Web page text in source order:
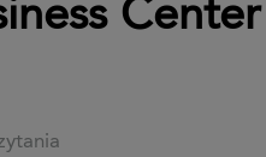
Center